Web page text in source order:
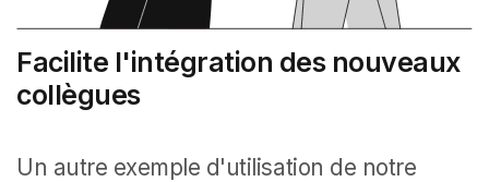
Facilite l'intégration des nouveaux
collègues
Un autre exemple d'utilisation de notre